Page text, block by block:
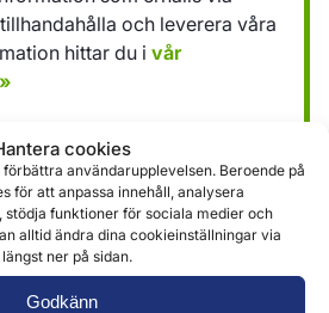
cookies
användarupplevelsen. Beroende på
för att anpassa innehåll, analysera
funktioner för sociala medier och
alltid ändra dina cookieinställningar via
ner på sidan.
Godkänn
och leverera våra
hittar du i vår